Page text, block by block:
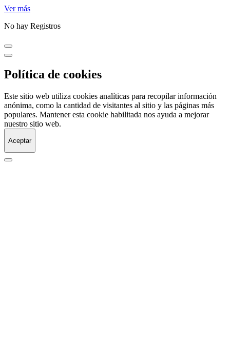
Ver más
No hay Registros
Política de cookies
Este sitio web utiliza cookies analíticas para recopilar información
anónima, como la cantidad de visitantes al sitio y las páginas más
populares. Mantener esta cookie habilitada nos ayuda a mejorar
nuestro sitio web.
Aceptar